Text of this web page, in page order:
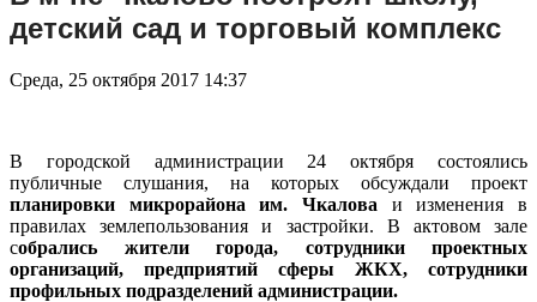
детский сад и торговый комплекс
Среда, 25 октября 2017 14:37
В городской администрации 24 октября состоялись
публичные слушания, на которых обсуждали проект
планировки микрорайона им. Чкалова и изменения в
правилах землепользования и застройки. В актовом зале
собрались жители города, сотрудники проектных
организаций, предприятий сферы ЖКХ, сотрудники
профильных подразделений администрации.